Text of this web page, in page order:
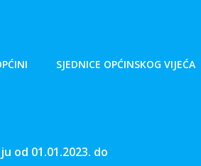
SJEDNICE OPĆINSKOG VIJEĆA
od 01.01.2023. do